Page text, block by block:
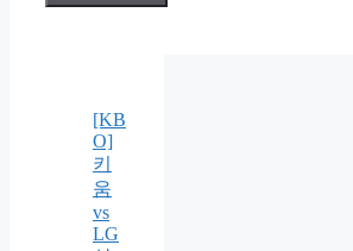
[KB
O]
키
움
vs
LG